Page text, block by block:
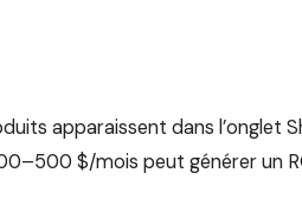
apparaissent dans l’onglet
$/mois peut générer un